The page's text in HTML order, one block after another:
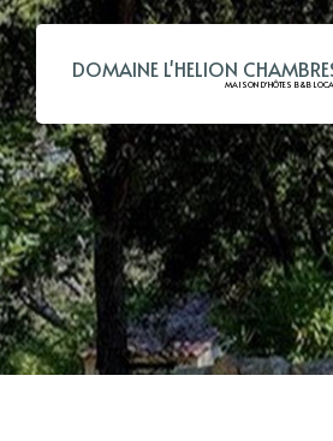
DOMAINE L'HELION
MAISON D'HÔTES B&B